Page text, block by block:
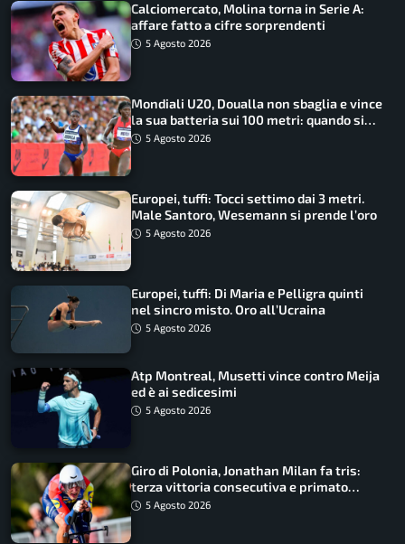
Calciomercato, Molina torna in Serie A:
affare fatto a cifre sorprendenti
5 Agosto 2026
Mondiali U20, Doualla non sbaglia e vince
la sua batteria sui 100 metri: quando si
disputano le finali
5 Agosto 2026
Europei, tuffi: Tocci settimo dai 3 metri.
Male Santoro, Wesemann si prende l’oro
5 Agosto 2026
Europei, tuffi: Di Maria e Pelligra quinti
nel sincro misto. Oro all’Ucraina
5 Agosto 2026
Atp Montreal, Musetti vince contro Meija
ed è ai sedicesimi
5 Agosto 2026
Giro di Polonia, Jonathan Milan fa tris:
terza vittoria consecutiva e primato
rafforzato
5 Agosto 2026